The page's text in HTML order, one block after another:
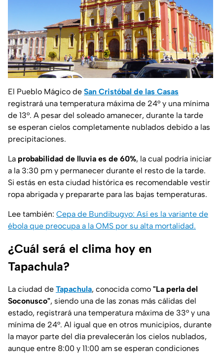
El Pueblo Mágico de San Cristóbal de las Casas
registrará una temperatura máxima de 24° y una mínima
de 13°. A pesar del soleado amanecer, durante la tarde
se esperan cielos completamente nublados debido a las
precipitaciones.
La probabilidad de lluvia es de 60%, la cual podría iniciar
a la 3:30 pm y permanecer durante el resto de la tarde.
Si estás en esta ciudad histórica es recomendable vestir
ropa abrigada y prepararte para las bajas temperaturas.
Lee también: Cepa de Bundibugyo: Así es la variante de
ébola que preocupa a la OMS por su alta mortalidad.
¿Cuál será el clima hoy en
Tapachula?
La ciudad de Tapachula, conocida como "La perla del
Soconusco", siendo una de las zonas más cálidas del
estado, registrará una temperatura máxima de 33° y una
mínima de 24°. Al igual que en otros municipios, durante
la mayor parte del día prevalecerán los cielos nublados,
aunque entre 8:00 y 11:00 am se esperan condiciones